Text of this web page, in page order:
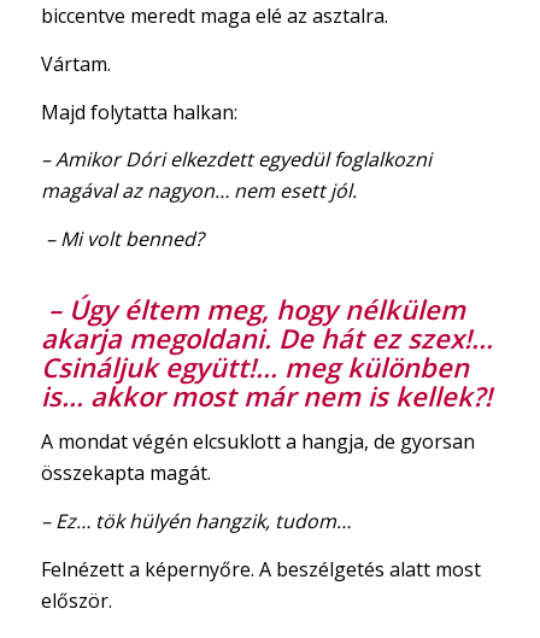
biccentve meredt maga elé az asztalra.
Vártam.
Majd folytatta halkan:
– Amikor Dóri elkezdett egyedül foglalkozni
magával az nagyon… nem esett jól.
– Mi volt benned?
– Úgy éltem meg, hogy nélkülem
akarja megoldani. De hát ez szex!…
Csináljuk együtt!… meg különben
is… akkor most már nem is kellek?!
A mondat végén elcsuklott a hangja, de gyorsan
összekapta magát.
– Ez… tök hülyén hangzik, tudom…
Felnézett a képernyőre. A beszélgetés alatt most
először.